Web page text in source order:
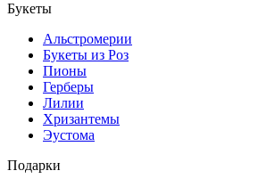
Букеты
Альстромерии
Букеты из Роз
Пионы
Герберы
Лилии
Хризантемы
Эустома
Подарки